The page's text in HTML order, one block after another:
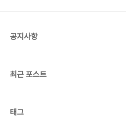
불을 끕니다. 6. 완성된 소시지야채볶음을 그릇에 담
공지사항
최근 포스트
태그